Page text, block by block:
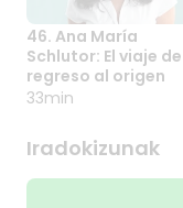
46. ANA MARÍA
SCHLUTOR: EL
VIAJE DE REGRESO
46. Ana María
Schlutor: El viaje de
regreso al origen
33min
Iradokizunak